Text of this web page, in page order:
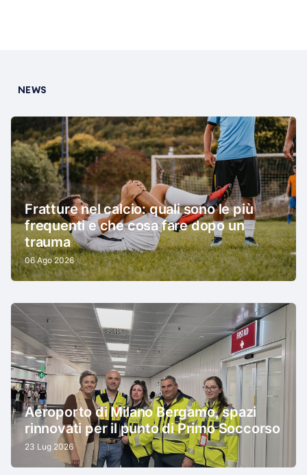
NEWS
Fratture nel calcio: quali sono le più
frequenti e che cosa fare dopo un
trauma
06 Ago 2026
Aeroporto di Milano Bergamo, spazi
rinnovati per il punto di Primo Soccorso
23 Lug 2026